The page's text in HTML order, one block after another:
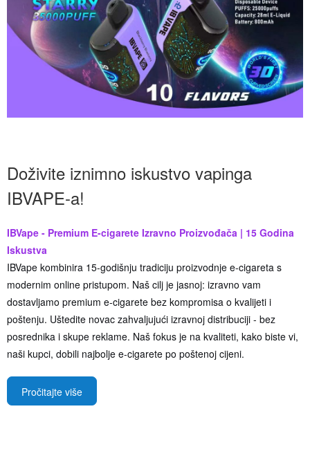
Doživite iznimno iskustvo vapinga
IBVAPE-a!
IBVape - Premium E-cigarete Izravno Proizvođača | 15 Godina
Iskustva
IBVape kombinira 15-godišnju tradiciju proizvodnje e-cigareta s
modernim online pristupom. Naš cilj je jasnoj: izravno vam
dostavljamo premium e-cigarete bez kompromisa o kvalijeti i
poštenju. Uštedite novac zahvaljujući izravnoj distribuciji - bez
posrednika i skupe reklame. Naš fokus je na kvaliteti, kako biste vi,
naši kupci, dobili najbolje e-cigarete po poštenoj cijeni.
Pročitajte više